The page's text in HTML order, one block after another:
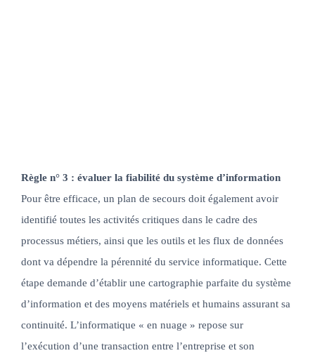
Règle n° 3 : évaluer la fiabilité du système d’information
Pour être efficace, un plan de secours doit également avoir
identifié toutes les activités critiques dans le cadre des
processus métiers, ainsi que les outils et les flux de données
dont va dépendre la pérennité du service informatique. Cette
étape demande d’établir une cartographie parfaite du système
d’information et des moyens matériels et humains assurant sa
continuité. L’informatique « en nuage » repose sur
l’exécution d’une transaction entre l’entreprise et son